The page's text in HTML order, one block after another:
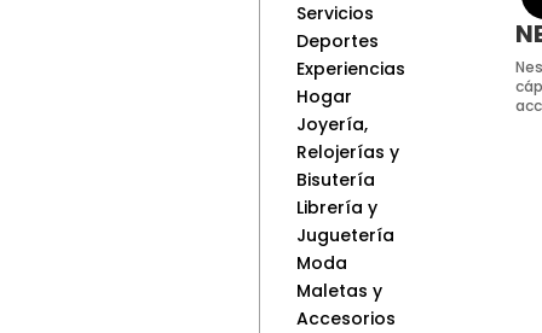
Servicios
Deportes
Experiencias
Hogar
Joyería,
Relojerías y
Bisutería
Librería y
Juguetería
Moda
Maletas y
Accesorios